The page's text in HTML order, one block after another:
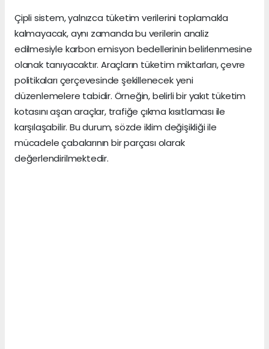
Çipli sistem, yalnızca tüketim verilerini toplamakla
kalmayacak, aynı zamanda bu verilerin analiz
edilmesiyle karbon emisyon bedellerinin belirlenmesine
olanak tanıyacaktır. Araçların tüketim miktarları, çevre
politikaları çerçevesinde şekillenecek yeni
düzenlemelere tabidir. Örneğin, belirli bir yakıt tüketim
kotasını aşan araçlar, trafiğe çıkma kısıtlaması ile
karşılaşabilir. Bu durum, sözde iklim değişikliği ile
mücadele çabalarının bir parçası olarak
değerlendirilmektedir.